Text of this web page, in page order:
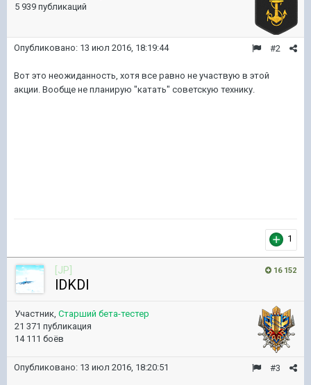
5 939 публикаций
#2
Опубликовано: 13 июл 2016, 18:19:44
Вот это неожиданность, хотя все равно не участвую в этой
акции. Вообще не планирую "катать" советскую технику.
1
16 152
[JP]
lDKDl
Участник, Старший бета-тестер
21 371 публикация
14 111 боёв
#3
Опубликовано: 13 июл 2016, 18:20:51